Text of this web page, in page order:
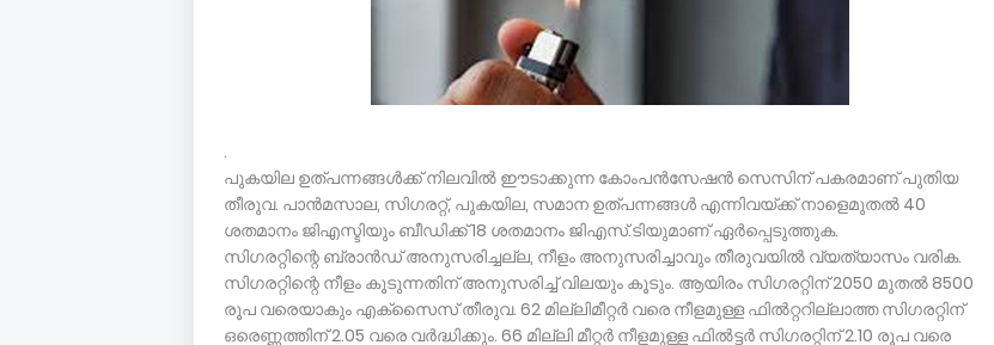
.
പുകയില ഉത്പന്നങ്ങൾക്ക് നിലവിൽ ഈടാക്കുന്ന കോംപൻസേഷൻ സെസിന് പകരമാണ് പുതിയ
തീരുവ. പാൻമസാല,​ സിഗരറ്റ്,​ പുകയില,​ സമാന ഉത്പന്നങ്ങൾ എന്നിവയ്ക്ക് നാളെമുതൽ 40
ശതമാനം ജിഎസ്ടിയും ബീഡിക്ക് 18 ശതമാനം ജിഎസ്.ടിയുമാണ് ഏർപ്പെടുത്തുക.
സിഗരറ്റിന്റെ ബ്രാൻഡ് അനുസരിച്ചല്ല,​ നീളം അനുസരിച്ചാവും തീരുവയിൽ വ്യത്യാസം വരിക.
സിഗരറ്റിന്റെ നീളം കൂടുന്നതിന് അനുസരിച്ച് വിലയും കൂടും. ആയിരം സിഗരറ്റിന് 2050 മുതൽ 8500
രൂപ വരെയാകും എക്സൈസ് തീരുവ. 62 മില്ലിമീറ്റർ വരെ നീളമുള്ള ഫിൽറ്ററില്ലാത്ത സിഗരറ്റിന്
ഒരെണ്ണത്തിന് 2.05 വരെ വർദ്ധിക്കും. 66 മില്ലി മീറ്റ‌ർ നീളമുള്ള ഫിൽട്ടർ സിഗരറ്റിന് 2.10 രൂപ വരെ